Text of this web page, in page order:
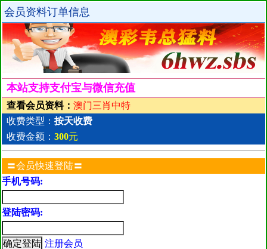
会员资料订单信息
本站支持支付宝与微信充值
查看会员资料： 澳门三肖中特
收费类型： 按天收费
收费金额： 300元
〓会员快速登陆〓
手机号码:
登陆密码:
注册会员